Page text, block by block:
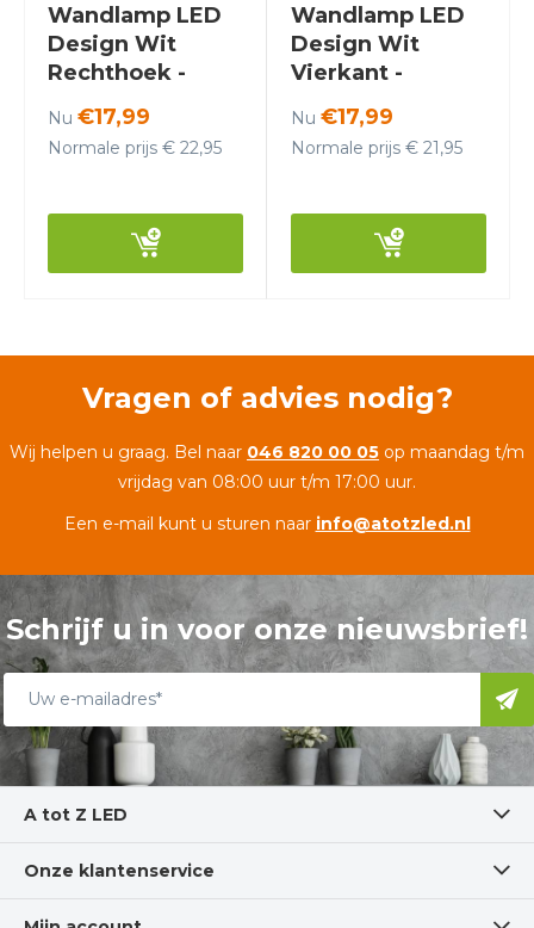
Wandlamp LED
Design Wit
Rechthoek -
Nu €17,99
Normale prijs € 22,95
Wandlamp LED
Design Wit
Vierkant -
Nu €17,99
Normale prijs € 21,95
Vragen of advies nodig?
Wij helpen u graag. Bel naar 046 820 00 05 op maandag t/m
vrijdag van 08:00 uur t/m 17:00 uur.
Een e-mail kunt u sturen naar info@atotzled.nl
Schrijf u in voor onze nieuwsbrief!
A tot Z LED
Onze klantenservice